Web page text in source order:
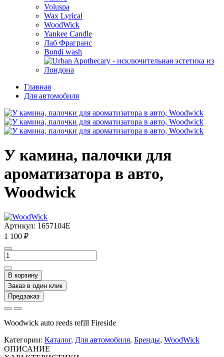
Voluspa
Wax Lyrical
WoodWick
Yankee Candle
Лаб Фрагранс
Bondi wash
Главная
Для автомобиля
У камина, палочки для
ароматизатора в авто,
Woodwick
Артикул: 1657104E
1 100 ₽
В корзину
Заказ в один клик
Предзаказ
Woodwick auto reeds refill Fireside
Категории: Каталог, Для автомобиля, Бренды, WoodWick
ОПИСАНИЕ